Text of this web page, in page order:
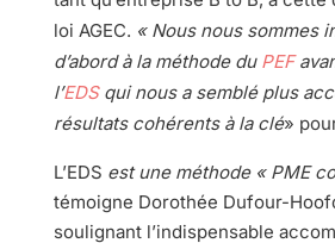
loi AGEC. « Nous nous sommes
d’abord à la méthode du PEF
l’EDSqui nous a semblé plus
résultats cohérents à la clé»
L’EDS est une méthode « PME
témoigne Dorothée Dufour-
soulignant l’indispensable